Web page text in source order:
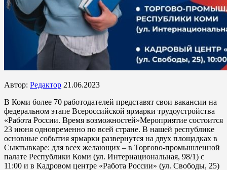
Автор: Редактор 21.06.2023
В Коми более 70 работодателей представят свои вакансии на
федеральном этапе Всероссийской ярмарки трудоустройства
«Работа России. Время возможностей»Мероприятие состоится
23 июня одновременно по всей стране. В нашей республике
основные события ярмарки развернутся на двух площадках в
Сыктывкаре: для всех желающих – в Торгово-промышленной
палате Республики Коми (ул. Интернациональная, 98/1) с
11:00 и в Кадровом центре «Работа России» (ул. Свободы, 25)